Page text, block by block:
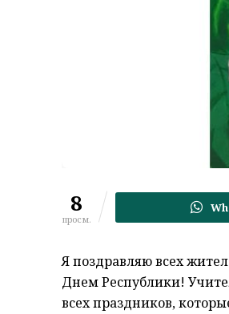
8
просм.
Я поздравляю всех
Днем Республики!
всех праздников,